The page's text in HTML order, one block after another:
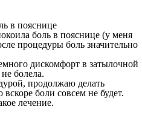
в пояснице
боль в пояснице (у меня
процедуры боль значительно
дискомфорт в затылочной
болела.
продолжаю делать
боли совсем не будет.
лечение.